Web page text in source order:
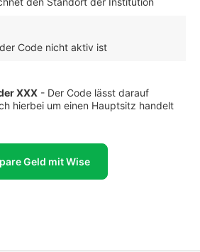
Code nicht aktiv ist
XXX - Der Code lässt darauf
hierbei um einen Hauptsitz handelt
Geld mit Wise